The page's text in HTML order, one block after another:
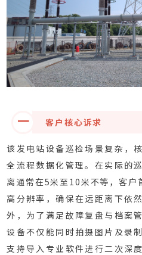
一 客户核心诉求
该发电站设备巡检场景复杂，
全流程数据化管理。在实际的
离通常在5米至10米不等，客户
高分辨率，确保在远距离下依
外，为了满足故障复盘与档案
设备不仅能同时拍摄图片及录
支持导入专业软件进行二次深